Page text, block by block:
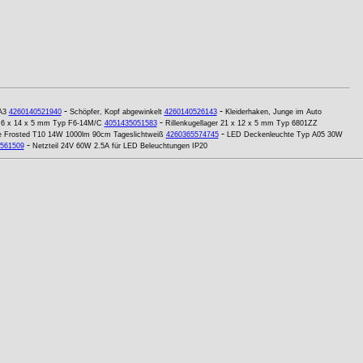
4260140521940- Schöpfer, Kopf abgewinkelt 4260140526143- Kleiderhaken, Junge im Auto
x 14 x 5 mm Typ F6-14M/C 4051435051583- Rillenkugellager 21 x 12 x 5 mm Typ 6801ZZ
Frosted T10 14W 1000lm 90cm Tageslichtweiß 4260365574745- LED Deckenleuchte Typ A05 30W
- Netzteil 24V 60W 2.5A für LED Beleuchtungen IP20